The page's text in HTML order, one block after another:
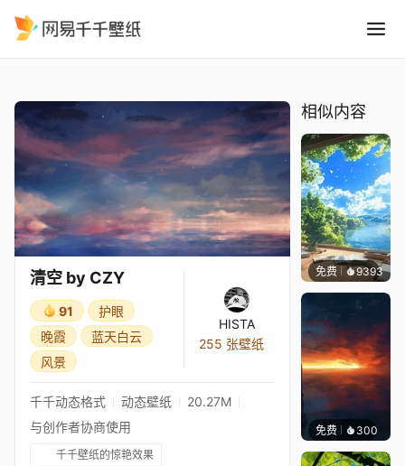
清空 by CZY
91
护眼
晚霞
蓝天白云
风景
HISTA
255 张壁纸
千千动态格式 动态壁纸
20.27M
与创作者协商使用
千千壁纸的惊艳效果
相似内容
免费 9393叮叮
免费 300辰东